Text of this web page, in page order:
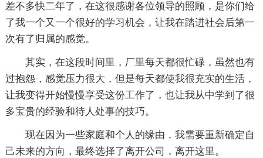
差不多快二年了，在这很感谢各位领导的照顾，是你们给
了我一个又一个很好的学习机会，让我在踏进社会后第一
次有了归属的感觉。
其实，在这段时间里，厂里每天都很忙碌，虽然也有
过抱怨，感觉压力很大，但是每天都使我很充实的生活，
让我变得开始慢慢享受这份工作了，也让我从中学到了很
多宝贵的经验和待人处事的技巧。
现在因为一些家庭和个人的缘由，我需要重新确定自
己未来的方向，最终选择了离开公司，离开这里。